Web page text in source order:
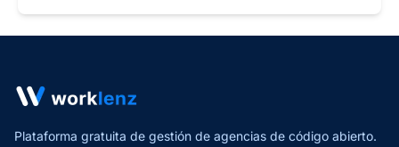
Plataforma gratuita de gestión de agencias de código abierto.